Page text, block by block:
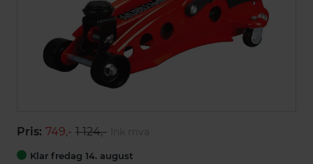
Pris: 749,- 1 124,-
Klar fredag 14. august